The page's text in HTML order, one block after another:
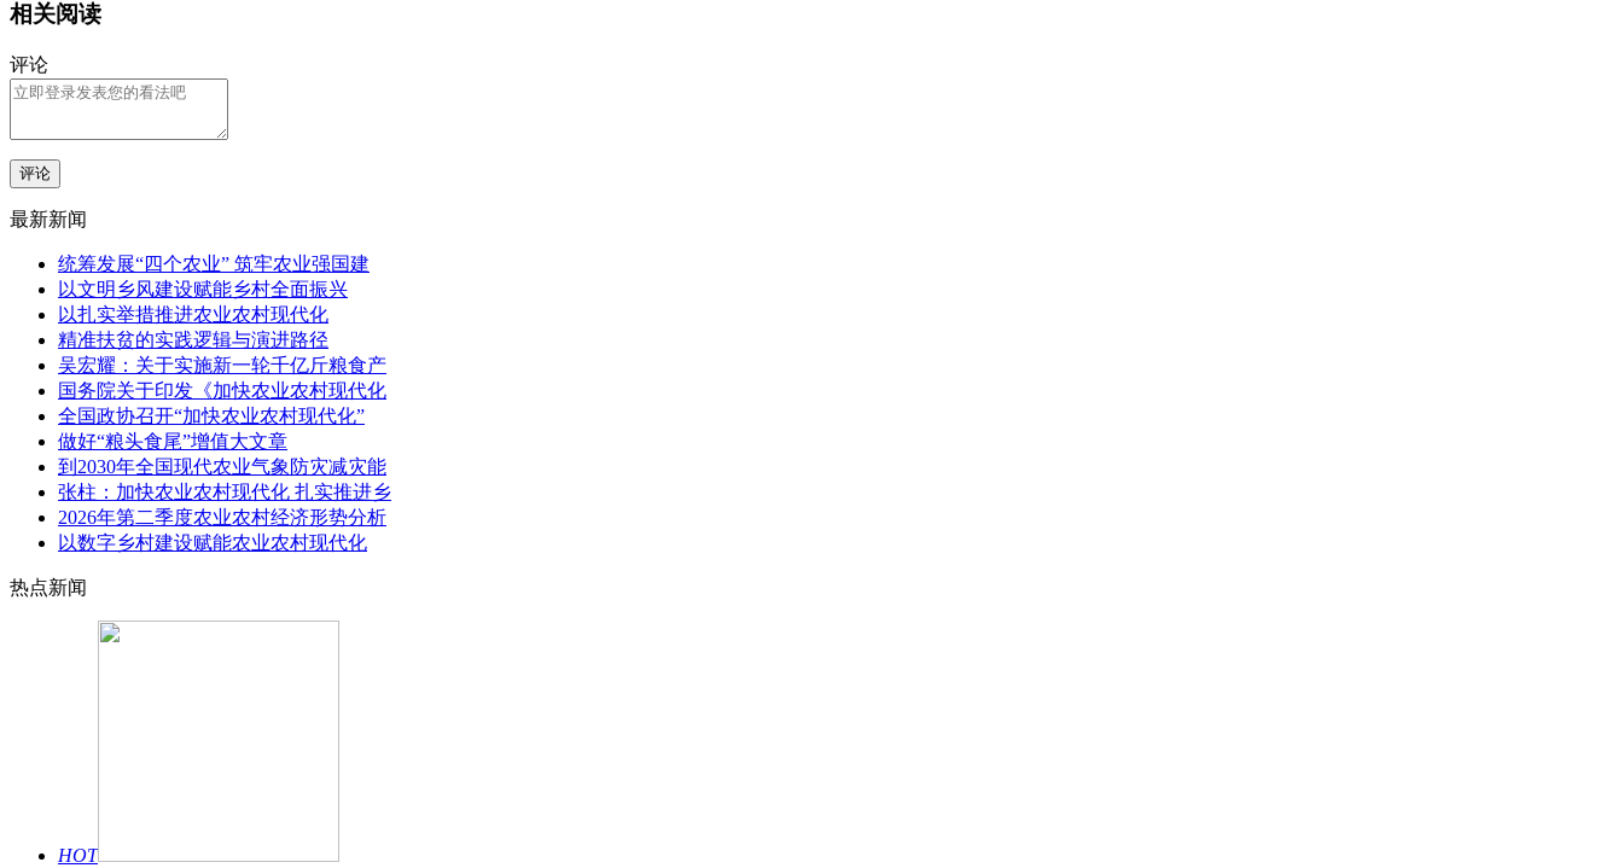
相关阅读
评论
评论
最新新闻
统筹发展“四个农业” 筑牢农业强国建
以文明乡风建设赋能乡村全面振兴
以扎实举措推进农业农村现代化
精准扶贫的实践逻辑与演进路径
吴宏耀：关于实施新一轮千亿斤粮食产
国务院关于印发《加快农业农村现代化
全国政协召开“加快农业农村现代化”
做好“粮头食尾”增值大文章
到2030年全国现代农业气象防灾减灾能
张柱：加快农业农村现代化 扎实推进乡
2026年第二季度农业农村经济形势分析
以数字乡村建设赋能农业农村现代化
热点新闻
HOT